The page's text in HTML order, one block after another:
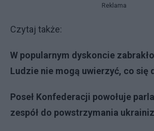
Reklama
Czytaj także:
W popularnym dyskoncie
Ludzie nie mogą uwierzyć, co się
Poseł Konfederacji powołuje
zespół do powstrzymania